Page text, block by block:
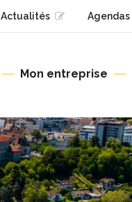
Actualités Agendas
Mon entreprise